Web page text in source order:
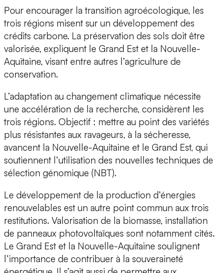
Pour encourager la transition agroécologique, les
trois régions misent sur un développement des
crédits carbone. La préservation des sols doit être
valorisée, expliquent le Grand Est et la Nouvelle-
Aquitaine, visant entre autres l’agriculture de
conservation.
L’adaptation au changement climatique nécessite
une accélération de la recherche, considèrent les
trois régions. Objectif : mettre au point des variétés
plus résistantes aux ravageurs, à la sécheresse,
avancent la Nouvelle-Aquitaine et le Grand Est, qui
soutiennent l’utilisation des nouvelles techniques de
sélection génomique (NBT).
Le développement de la production d’énergies
renouvelables est un autre point commun aux trois
restitutions. Valorisation de la biomasse, installation
de panneaux photovoltaïques sont notamment cités.
Le Grand Est et la Nouvelle-Aquitaine soulignent
l’importance de contribuer à la souveraineté